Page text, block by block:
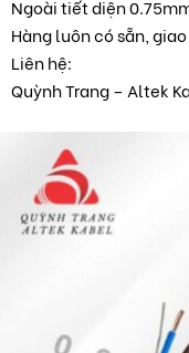
Ngoài tiết diện
Hàng luôn có sẵn,
Liên hệ:
Quỳnh Trang – Altek